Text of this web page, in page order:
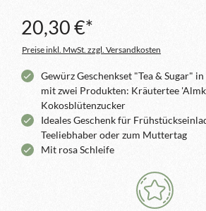
20,30 €*
Preise inkl. MwSt. zzgl. Versandkosten
Gewürz Geschenkset "Tea & Sugar"
mit zwei Produkten: Kräutertee
Kokosblütenzucker
Ideales Geschenk für
Teeliebhaber oder zum Muttertag
Mit rosa Schleife